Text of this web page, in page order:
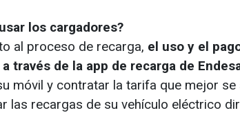
los cargadores?
al proceso de recarga, el uso y el
través de la app de recarga de
móvil y contratar la tarifa que mejor
las recargas de su vehículo eléctrico